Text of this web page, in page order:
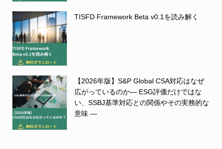
TISFD Framework Beta v0.1を読み解く
【2026年版】S&P Global CSA対応はなぜ
広がっているのか― ESG評価だけではな
い、SSBJ基準対応との関係やその実務的な
意味 ―